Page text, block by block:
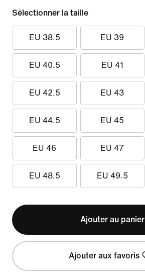
Sélectionner la taille
EU 38.5 EU 39
EU 40.5 EU 41
EU 42.5 EU 43
EU 44.5 EU 45
EU 46 EU 47
EU 48.5 EU 49.5
Ajouter au panier
Ajouter aux favoris